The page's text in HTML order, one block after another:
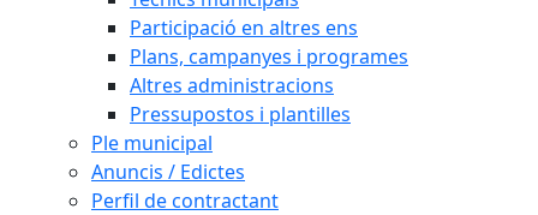
Participació en altres ens
Plans, campanyes i programes
Altres administracions
Pressupostos i plantilles
Ple municipal
Anuncis / Edictes
Perfil de contractant